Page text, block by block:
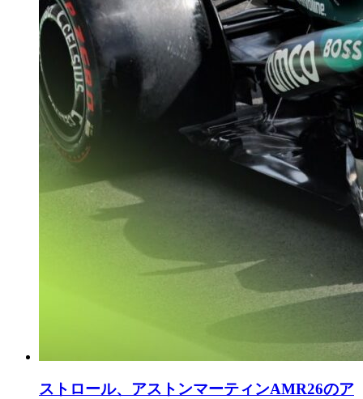
ストロール、アストンマーティンAMR26のア